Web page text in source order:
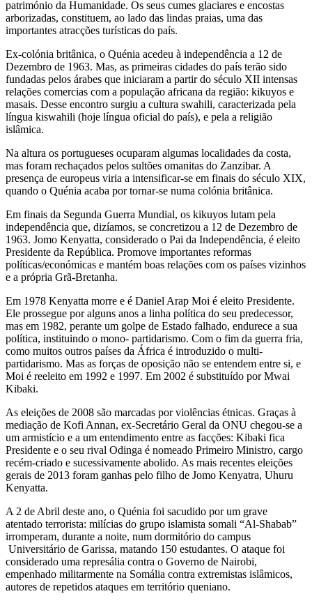
património da Humanidade. Os seus cumes glaciares e encostas
arborizadas, constituem, ao lado das lindas praias, uma das
importantes atracções turísticas do país.
Ex-colónia britânica, o Quénia acedeu à independência a 12 de
Dezembro de 1963. Mas, as primeiras cidades do país terão sido
fundadas pelos árabes que iniciaram a partir do século XII intensas
relações comercias com a população africana da região: kikuyos e
masais. Desse encontro surgiu a cultura swahili, caracterizada pela
língua kiswahili (hoje língua oficial do país), e pela a religião
islâmica.
Na altura os portugueses ocuparam algumas localidades da costa,
mas foram rechaçados pelos sultões omanitas do Zanzibar. A
presença de europeus viria a intensificar-se em finais do século XIX,
quando o Quénia acaba por tornar-se numa colónia britânica.
Em finais da Segunda Guerra Mundial, os kikuyos lutam pela
independência que, dizíamos, se concretizou a 12 de Dezembro de
1963. Jomo Kenyatta, considerado o Pai da Independência, é eleito
Presidente da República. Promove importantes reformas
políticas/económicas e mantém boas relações com os países vizinhos
e a própria Grã-Bretanha.
Em 1978 Kenyatta morre e é Daniel Arap Moi é eleito Presidente.
Ele prossegue por alguns anos a linha política do seu predecessor,
mas em 1982, perante um golpe de Estado falhado, endurece a sua
política, instituindo o mono- partidarismo. Com o fim da guerra fria,
como muitos outros países da África é introduzido o multi-
partidarismo. Mas as forças de oposição não se entendem entre si, e
Moi é reeleito em 1992 e 1997. Em 2002 é substituído por Mwai
Kibaki.
As eleições de 2008 são marcadas por violências étnicas. Graças à
mediação de Kofi Annan, ex-Secretário Geral da ONU chegou-se a
um armistício e a um entendimento entre as facções: Kibaki fica
Presidente e o seu rival Odinga é nomeado Primeiro Ministro, cargo
recém-criado e sucessivamente abolido. As mais recentes eleições
gerais de 2013 foram ganhas pelo filho de Jomo Kenyatra, Uhuru
Kenyatta.
A 2 de Abril deste ano, o Quénia foi sacudido por um grave
atentado terrorista: milícias do grupo islamista somali “Al-Shabab”
irromperam, durante a noite, num dormitório do campus
Universitário de Garissa, matando 150 estudantes. O ataque foi
considerado uma represália contra o Governo de Nairobi,
empenhado militarmente na Somália contra extremistas islâmicos,
autores de repetidos ataques em território queniano.